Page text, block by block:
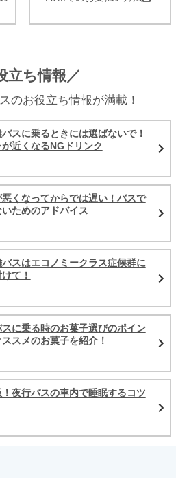
立ち情報／
のお役立ち情報が満載！
スに乗るときには選ばないで！
が近くなるNGドリンク
くなってからでは遅い！バスで
ためのアドバイス
スはエコノミークラス症候群に
て！
に乗る時のお菓子選びのポイン
ススメのお菓子を紹介！
夜行バスの車内で睡眠するコツ